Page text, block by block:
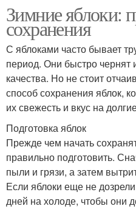
Зимние яблоки:
сохранения
С яблоками часто бывает
период. Они быстро чернят
качества. Но не стоит
способ сохранения яблок,
их свежесть и вкус на
Подготовка яблок
Прежде чем начать
правильно подготовить.
пыли и грязи, а затем
Если яблоки еще не
дней на холоде, чтобы они